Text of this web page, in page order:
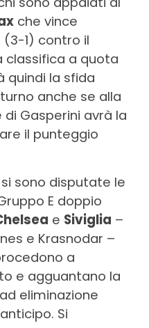
che vince
1) contro il
classifica a quota
quindi la sfida
anche se alla
Gasperini avrà la
il punteggio
sono disputate le
E doppio
e Siviglia –
e Krasnodar –
a
e agguantano la
eliminazione
Si